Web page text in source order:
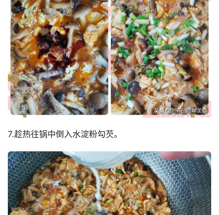
7.趁热往锅中倒入水淀粉勾芡。